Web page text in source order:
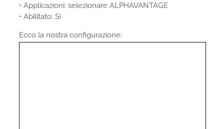
• Applicazioni: selezionare ALPHAVANTAGE
• Abilitato: Sì
Ecco la nostra configurazione: